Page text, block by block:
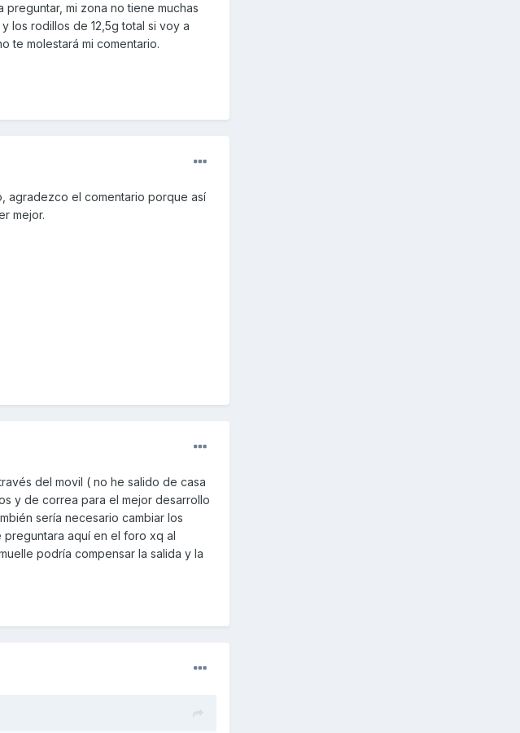
mi zona no tiene muchas
los rodillos de 12,5g total si voy a
te molestará mi comentario.
agradezco el comentario porque así
mejor.
del movil ( no he salido de casa
y de correa para el mejor desarrollo
sería necesario cambiar los
preguntara aquí en el foro xq al
podría compensar la salida y la